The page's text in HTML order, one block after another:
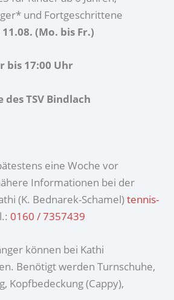
und Fortgeschrittene
(Mo. bis Fr.)
bis 17:00 Uhr
des TSV Bindlach
eine Woche vor
Informationen bei der
(K. Bednarek-Schamel)tennis-
0160 / 7357439
können bei Kathi
Benötigt werden Turnschuhe,
Kopfbedeckung (Cappy),